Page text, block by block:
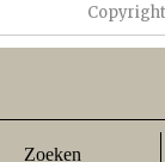
Zoeken